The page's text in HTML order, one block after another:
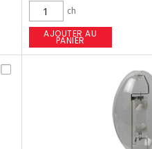
ch
AJOUTER AU
PANIER